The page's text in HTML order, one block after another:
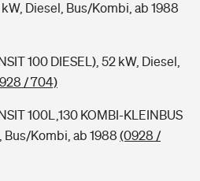
kW, Diesel, Bus/Kombi, ab 1988
100 DIESEL), 52 kW, Diesel,
/ 704)
100L,130 KOMBI-KLEINBUS
Bus/Kombi, ab 1988 (0928 /